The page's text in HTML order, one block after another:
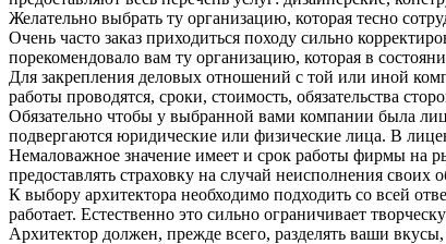
Желательно выбрать ту организацию, которая тесно
Очень часто заказ приходиться походу сильно
порекомендовало вам ту организацию, которая в
Для закрепления деловых отношений с той или иной
работы проводятся, сроки, стоимость, обязательства
Обязательно чтобы у выбранной вами компании была
подвергаются юридические или физические лица. В
Немаловажное значение имеет и срок работы фирмы на
предоставлять страховку на случай неисполнения своих
К выбору архитектора необходимо подходить со всей
работает. Естественно это сильно ограничивает
Архитектор должен, прежде всего, разделять ваши